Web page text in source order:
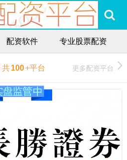
配资软件 专业股票配资
共100+平台 更多配资平台